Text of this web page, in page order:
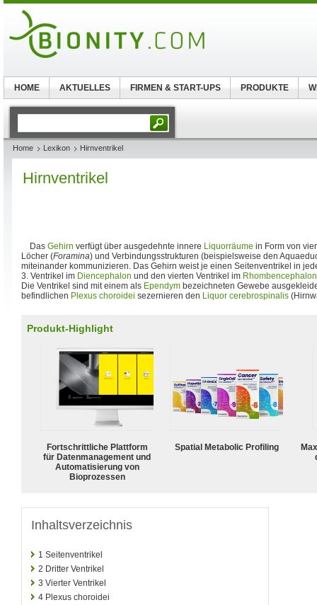
Home Lexikon Hirnventrikel
Hirnventrikel
Das Gehirn verfügt über ausgedehnte innere Liquorräume in Form von
Löcher (Foramina) und Verbindungsstrukturen (beispielsweise den
miteinander kommunizieren. Das Gehirn weist je einen Seitenventrikel in
3. Ventrikel im Diencephalon und den vierten Ventrikel im Rhombencephalon
Die Ventrikel sind mit einem als Ependym bezeichneten Gewebe
befindlichen Plexus choroidei sezernieren den Liquor cerebrospinalis
Produkt-Highlight
Fortschrittliche Plattform
für Datenmanagement und
Automatisierung von
Bioprozessen
Spatial Metabolic Profiling
Inhaltsverzeichnis
1 Seitenventrikel
2 Dritter Ventrikel
3 Vierter Ventrikel
4 Plexus choroidei
HOME AKTUELLES FIRMEN & START-UPS PRODUKTE